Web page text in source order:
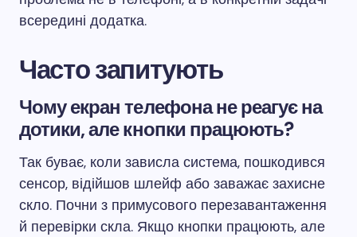
всередині додатка.
Часто запитують
Чому екран телефона не реагує на
дотики, але кнопки працюють?
Так буває, коли зависла система, пошкодився
сенсор, відійшов шлейф або заважає захисне
скло. Почни з примусового перезавантаження
й перевірки скла. Якщо кнопки працюють, але